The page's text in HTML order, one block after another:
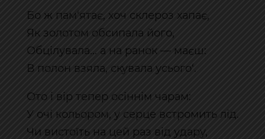
Бо ж пам‘ятає, хоч склероз хапає,
Як золотом обсипала його,
Обцілувала... а на ранок — маєш:
В полон взяла, скувала усього‘.
Ото і вір тепер осіннім чарам:
У очі кольором, у серце встромить лід.
Чи вистоїть на цей раз від удару,